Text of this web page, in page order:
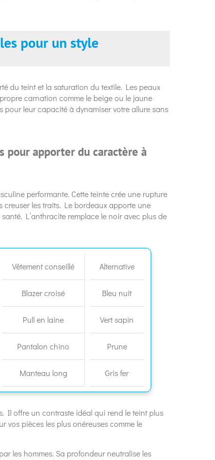
pour un style
du teint et la saturation du textile. Les peaux
carnation comme le beige ou le jaune
pour leur capacité à dynamiser votre allure sans
pour apporter du caractère à
performante. Cette teinte crée une rupture
les traits. Le bordeaux apporte une
L’anthracite remplace le noir avec plus de
Vêtement conseillé Alternative
Blazer croisé Bleu nuit
Pull en laine Vert sapin
Pantalon chino Prune
Manteau long Gris fer
Il offre un contraste idéal qui rend le teint plus
vos pièces les plus onéreuses comme le
les hommes. Sa profondeur neutralise les